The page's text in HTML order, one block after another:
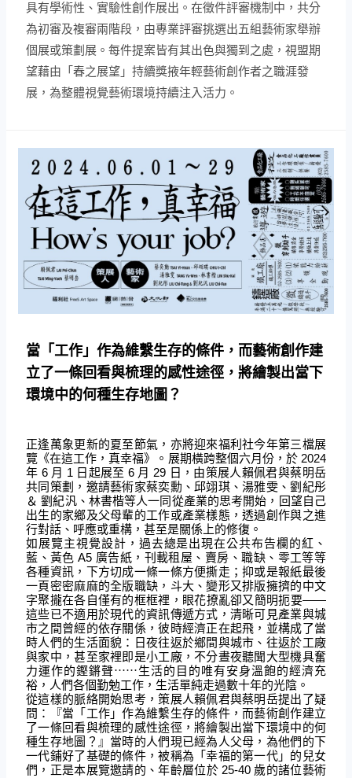
具有學術性、實驗性創作展出。在徵件評審機制中，共分
為初審及複審兩階段，由專業評審挑選出五組藝術家舉辦
個展或策劃展。每件提案皆有其出色與獨到之處，視盟期
望藉由「春之展望」持續獎掖年輕藝術創作者之職涯發
展，為整體視覺藝術環境持續注入活力。
當「工作」作為維繫生存的條件，而藝術創作建
立了一條回看與梳理的感性途徑，將繪製出當下
環境中的何種生存地圖？
正逢萬象更新的夏至節氣，亦將迎來福利社今年第三檔展
覽《在這工作，真幸福》。展期橫跨整個六月份，於 2024
年 6 月 1 日起展至 6 月 29 日，由策展人賴佩君與蔡明岳
共同策劃，邀請藝術家蔡奕勳、邱翊琪、湯雅雯、劉紀彤
＆ 劉紀汎、林書楷等人一同從產業的思考開始，回望自己
出生的家鄉及父母輩的工作或產業樣態，透過創作與之進
行對話、呼應或重構，甚至是關係上的修復。
如展覽主視覺設計，過去總是出現在公共布告欄的紅、
藍、黃色 A5 廣告紙，刊載租屋、賣房、職缺、零工等等
各種資訊，下方切成一條一條方便撕走；抑或是報紙最後
一頁密密麻麻的全版職缺，斗大、變形又排版擁擠的中文
字聚攏在各自僅有的框框裡，眼花撩亂卻又簡明扼要——
這些已不適用於現代的資訊傳遞方式，清晰可見產業與城
市之間曾經的依存關係，彼時經濟正在起飛，並構成了當
時人們的生活面貌：日夜往返於鄉間與城市、往返於工廠
與家中，甚至家裡即是小工廠，不分晝夜聽聞大型機具奮
力運作的鏗鏘聲⋯⋯生活的目的唯有安身溫飽的經濟充
裕，人們各個勤勉工作，生活單純走過數十年的光陰。
從這樣的脈絡開始思考，策展人賴佩君與蔡明岳提出了疑
問：『當「工作」作為維繫生存的條件，而藝術創作建立
了一條回看與梳理的感性途徑，將繪製出當下環境中的何
種生存地圖？』當時的人們現已經為人父母，為他們的下
一代鋪好了基礎的條件，被稱為「幸福的第一代」的兒女
們，正是本展覽邀請的、年齡層位於 25-40 歲的諸位藝術